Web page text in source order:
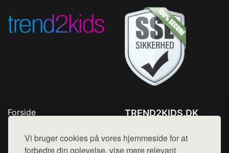
Vi bruger cookies på vores hjemmeside for at
forbedre din oplevelse, vise mere relevant
Forside
Top Rabatter
Blog
TREND2KIDS.DK
Mail: hej@want.dk